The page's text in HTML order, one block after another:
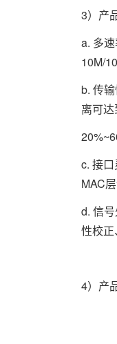
3）产
a. 多
10M/
b. 传
离可
c. 接
MAC
d. 信
性校正
4）产